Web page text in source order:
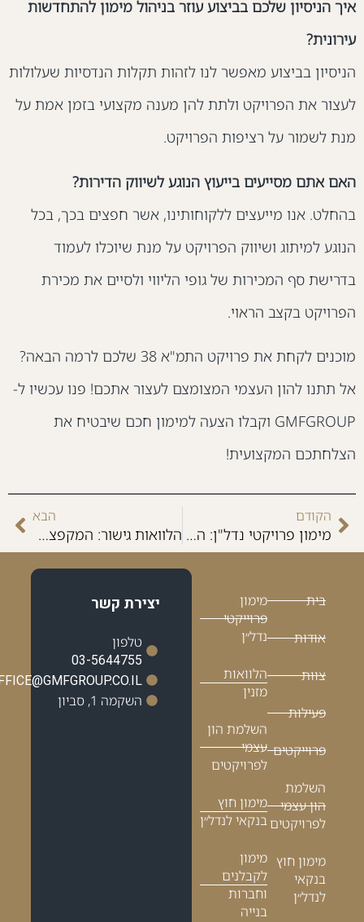
הניסיון שלכם בביצוע עוזר בניהול מימון להתחדשות
בביצוע מאפשר לנו לזהות תקלות הנדסיות שעלולות
את הפרויקט ולתת להן מענה מקצועי בזמן אמת על
לשמור על רציפות הפרויקט.
אתם מסייעים בייעוץ הנוגע לשיווק הדירות?
אנו מייעצים ללקוחותינו, אשר חפצים בכך, בכל
למיתוג ושיווק הפרויקט על מנת שיוכלו לעמוד
סף המכירות של גופי הליווי ולסיים את מכירת
בקצב הראוי.
מוכנים לקחת את פרויקט התמ"א 38 שלכם לרמה הבאה?
תתנו להון העצמי המצומצם לעצור אתכם! פנו עכשיו ל-
GMFGROUP וקבלו הצעה למימון חכם שיבטיח את
המקצועית!
הקודם
מימון פרויקטי נדל"ן: המעטפת המנצחת שתהפוך את הפרויקטים הראשונים שלכם לחברה גדולה
הבא
הלוואות גישור: המקפצה הפיננסית שתהפוך את הפרויקט הבא שלכם למציאות רווחית
בית
אודות
צוות
פעילות
פרוייקטים
השלמת
הון עצמי
לפרויקטים
מימון חוץ
בנקאי
לנדל״ן
מימון
פרוייקטי
נדל״ן
הלוואות
מזנין
השלמת הון
עצמי
לפרויקטים
מימון חוץ
בנקאי לנדל״ן
מימון
לקבלנים
וחברות
בנייה
יצירת קשר
טלפון
03-5644755
OFFICE@GMFGROUP.CO.IL
השקמה 1, סביון